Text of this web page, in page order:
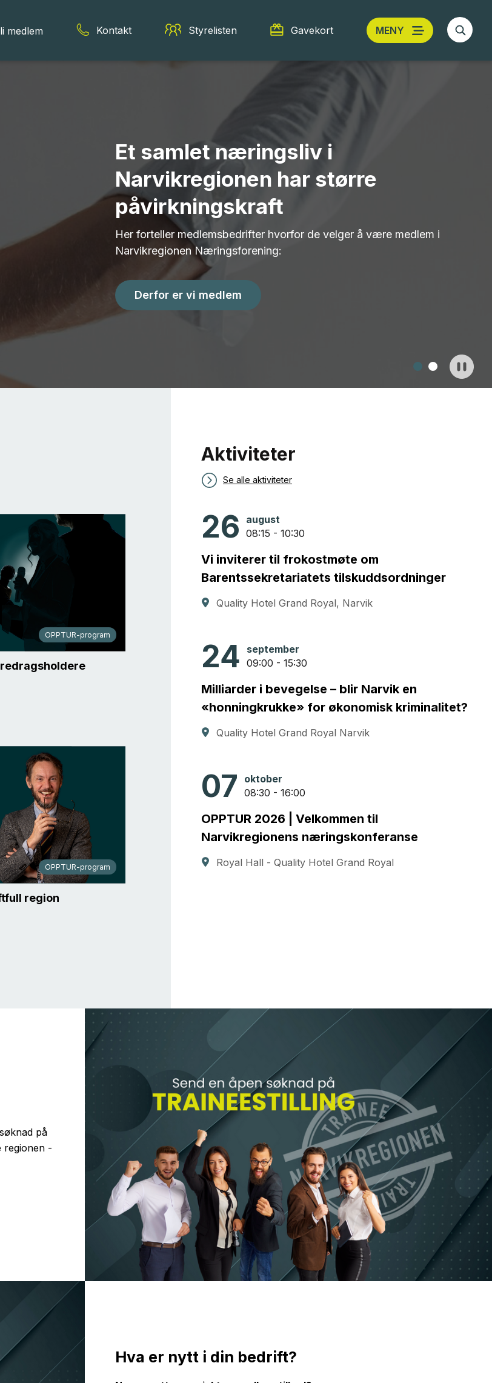
medlem Kontakt Styrelisten Gavekort MENY
Et samlet næringsliv i
Narvikregionen har større
påvirkningskraft
Her forteller medlemsbedrifter hvorfor de velger å være medlem i
Narvikregionen Næringsforening:
Derfor er vi medlem
høyt
OPPTUR-program
OPPTUR-program
region
Aktiviteter
Se alle aktiviteter
26
august
08:15 - 10:30
Vi inviterer til frokostmøte om
Barentssekretariatets tilskuddsordninger
Quality Hotel Grand Royal, Narvik
24
september
09:00 - 15:30
Milliarder i bevegelse – blir Narvik en
«honningkrukke» for økonomisk kriminalitet?
Quality Hotel Grand Royal Narvik
07
oktober
08:30 - 16:00
OPPTUR 2026 | Velkommen til
Narvikregionens næringskonferanse
Royal Hall - Quality Hotel Grand Royal
på
regionen -
Hva er nytt i din bedrift?